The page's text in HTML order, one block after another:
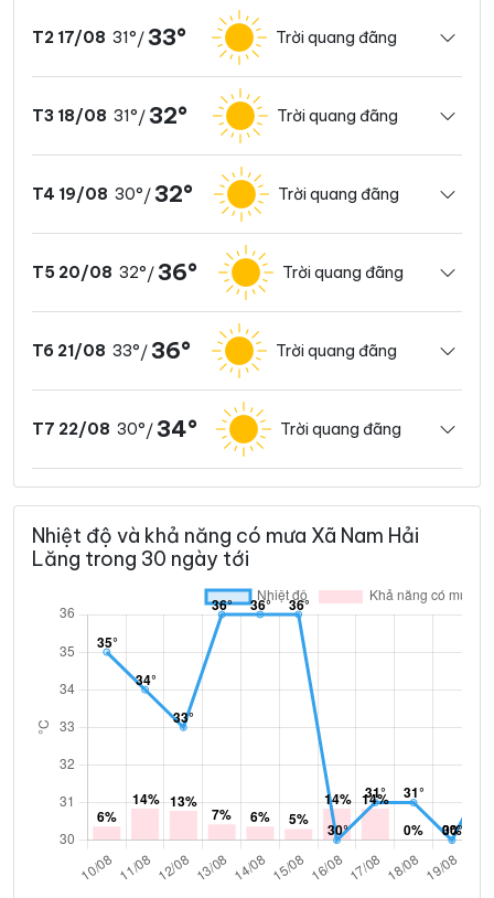
T2 17/08 31°/ 33° Trời quang đãng
T3 18/08 31°/ 32° Trời quang đãng
T4 19/08 30°/ 32° Trời quang đãng
T5 20/08 32°/ 36° Trời quang đãng
T6 21/08 33°/ 36° Trời quang đãng
T7 22/08 30°/ 34° Trời quang đãng
Nhiệt độ và khả năng có mưa Xã Nam Hải
Lăng trong 30 ngày tới